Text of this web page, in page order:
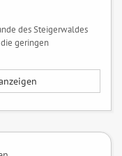
des Steigerwaldes
geringen